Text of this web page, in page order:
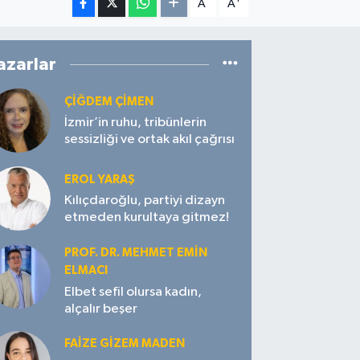
A A
ÇIĞDEM ÇIMEN
İzmir’in ruhu, tribünlerin
sessizliği ve ortak akıl çağrısı
EROL YARAŞ
Kılıçdaroğlu, partiyi dizayn
etmeden kurultaya gitmez!
PROF. DR. MEHMET EMIN
ELMACI
Elbet sefil olursa kadın,
alçalır beşer
FAIZE GIZEM MADEN